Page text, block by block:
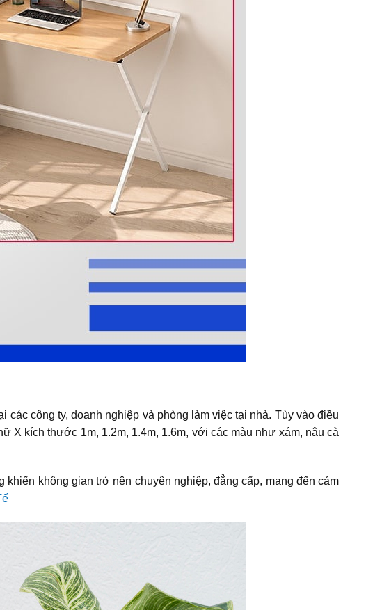
các công ty, doanh nghiệp và phòng làm việc tại nhà. Tùy vào điều
X kích thước 1m, 1.2m, 1.4m, 1.6m, với các màu như xám, nâu cà
không gian trở nên chuyên nghiệp, đẳng cấp, mang đến cảm